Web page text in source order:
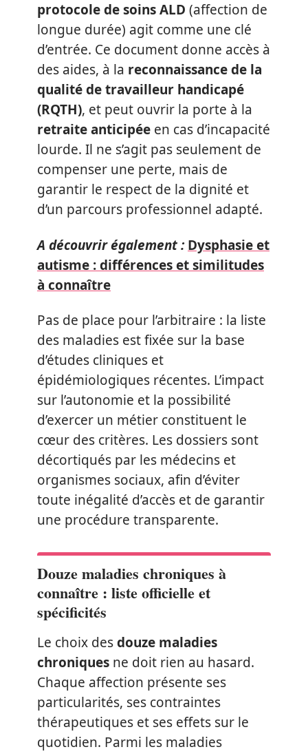
protocole de soins ALD (affection de
longue durée) agit comme une clé
d’entrée. Ce document donne accès à
des aides, à la reconnaissance de la
qualité de travailleur handicapé
(RQTH), et peut ouvrir la porte à la
retraite anticipée en cas d’incapacité
lourde. Il ne s’agit pas seulement de
compenser une perte, mais de
garantir le respect de la dignité et
d’un parcours professionnel adapté.
A découvrir également : Dysphasie et
autisme : différences et similitudes
à connaître
Pas de place pour l’arbitraire : la liste
des maladies est fixée sur la base
d’études cliniques et
épidémiologiques récentes. L’impact
sur l’autonomie et la possibilité
d’exercer un métier constituent le
cœur des critères. Les dossiers sont
décortiqués par les médecins et
organismes sociaux, afin d’éviter
toute inégalité d’accès et de garantir
une procédure transparente.
Douze maladies chroniques à
connaître : liste officielle et
spécificités
Le choix desdouze maladies
chroniques ne doit rien au hasard.
Chaque affection présente ses
particularités, ses contraintes
thérapeutiques et ses effets sur le
quotidien. Parmi les maladies